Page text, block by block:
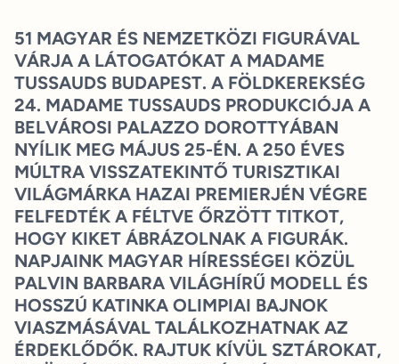
51 MAGYAR ÉS NEMZETKÖZI FIGURÁVAL
VÁRJA A LÁTOGATÓKAT A MADAME
TUSSAUDS BUDAPEST. A FÖLDKEREKSÉG
24. MADAME TUSSAUDS PRODUKCIÓJA A
BELVÁROSI PALAZZO DOROTTYÁBAN
NYÍLIK MEG MÁJUS 25-ÉN. A 250 ÉVES
MÚLTRA VISSZATEKINTŐ TURISZTIKAI
VILÁGMÁRKA HAZAI PREMIERJÉN VÉGRE
FELFEDTÉK A FÉLTVE ŐRZÖTT TITKOT,
HOGY KIKET ÁBRÁZOLNAK A FIGURÁK.
NAPJAINK MAGYAR HÍRESSÉGEI KÖZÜL
PALVIN BARBARA VILÁGHÍRŰ MODELL ÉS
HOSSZÚ KATINKA OLIMPIAI BAJNOK
VIASZMÁSÁVAL TALÁLKOZHATNAK AZ
ÉRDEKLŐDŐK. RAJTUK KÍVÜL SZTÁROKAT,